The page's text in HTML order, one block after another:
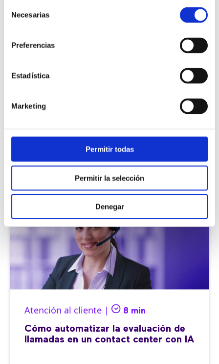
Necesarias
Preferencias
Estadística
Marketing
Permitir todas
Permitir la selección
Denegar
Atención al cliente | 8 min
Cómo automatizar la evaluación de
llamadas en un contact center con IA